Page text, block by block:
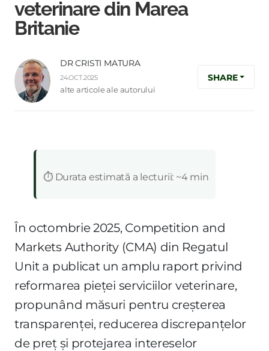
veterinare din Marea
Britanie
DR CRISTI MATURA
24.OCT.2025
alte articole ale autorului
SHARE
⏱️ Durata estimată a lecturii: ~4 min
În octombrie 2025, Competition and
Markets Authority (CMA) din Regatul
Unit a publicat un amplu raport privind
reformarea pieței serviciilor veterinare,
propunând măsuri pentru creșterea
transparenței, reducerea discrepanțelor
de preț și protejarea intereselor